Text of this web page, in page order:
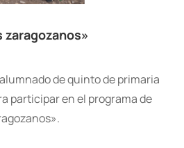
zaragozanos»
de quinto de primaria
participar en el programa de